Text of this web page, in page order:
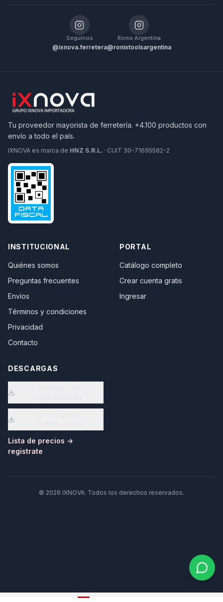
Seguinos
@ixnova.ferretera
Ronix Argentina
@ronixtoolsargentina
Tu proveedor mayorista de ferretería. +4.100 productos con
envío a todo el país.
IXNOVA es marca de HNZ S.R.L. · CUIT 30-71695582-2
INSTITUCIONAL
Quiénes somos
Preguntas frecuentes
Envíos
Términos y condiciones
Privacidad
Contacto
PORTAL
Catálogo completo
Crear cuenta gratis
Ingresar
DESCARGAS
Lista de precios →
registrate
© 2026 IXNOVA. Todos los derechos reservados.